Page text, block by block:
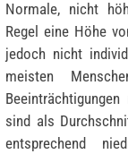
Normale, nicht
Regel eine Höhe
jedoch nicht
meisten
sind als
entsprechend